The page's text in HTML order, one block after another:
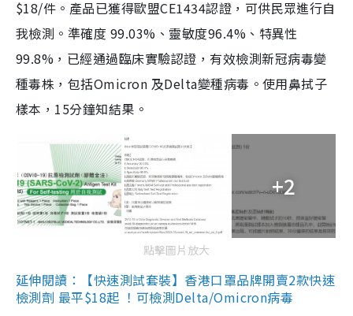
$18/件。產品已獲得歐盟CE1434認證，可供民眾進行自
我檢測。準確度 99.03%、靈敏度96.4%、特異性
99.8%，已經通過臨床實驗認證，有效檢測新冠病毒變
種毒株，包括Omicron 及Delta變種病毒。使用鼻拭子
樣本，15分鐘知結果。
+2
點擊圖片放大
延伸閱讀：【快速測試套裝】香港口罩品牌開賣2款快速
檢測劑 最平$18起 ！可檢測Delta/Omicron病毒